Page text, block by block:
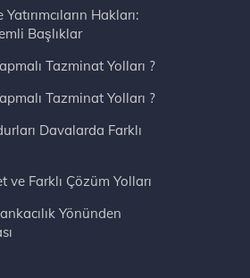
Yatırımcıların Hakları:
Başlıklar
Tazminat Yolları ?
Tazminat Yolları ?
Davalarda Farklı
ve Farklı Çözüm Yolları
Yönünden